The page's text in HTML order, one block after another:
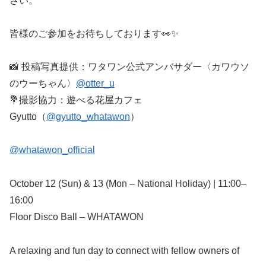
皆様のご参加をお待ちしております👀✨
📸 投稿写真提供：ワタワン公式アンバサダー〈カワウソ
のウーちゃん〉 @otter_u
💐撮影協力：遊べる花屋カフェ
Gyutto（@gyutto_whatawon）
@whatawon_official
October 12 (Sun) & 13 (Mon – National Holiday) | 11:00–
16:00
Floor Disco Ball – WHATAWON
A relaxing and fun day to connect with fellow owners of